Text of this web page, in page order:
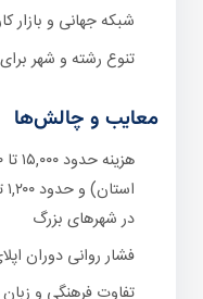
شبکه جهانی و بازار
تنوع رشته و شهر
معایب و چالش‌ها
در شهرهای بزرگ
فشار روانی دوران
تفاوت فرهنگی و